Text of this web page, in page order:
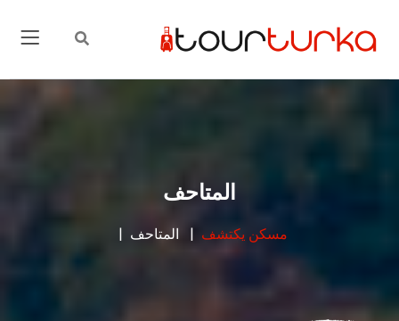
المتاحف
مسكن يكتشف المتاحف